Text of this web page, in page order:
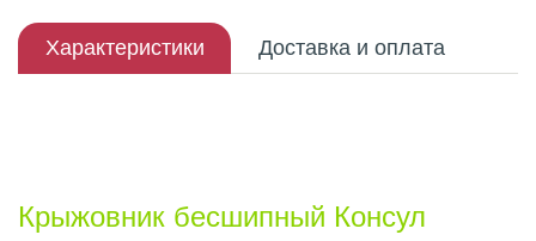
Характеристики Доставка и оплата
Крыжовник бесшипный Консул